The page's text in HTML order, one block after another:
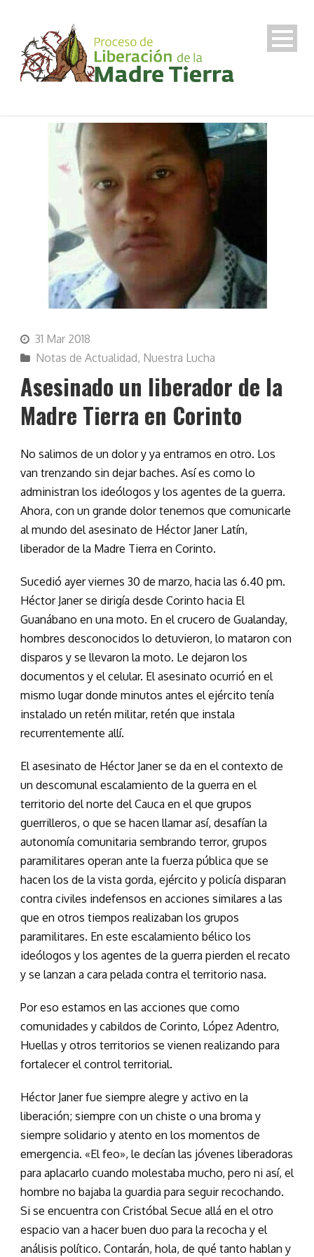
31 Mar 2018
Notas de Actualidad, Nuestra Lucha
Asesinado un liberador de la
Madre Tierra en Corinto
No salimos de un dolor y ya entramos en otro. Los
van trenzando sin dejar baches. Así es como lo
administran los ideólogos y los agentes de la guerra.
Ahora, con un grande dolor tenemos que comunicarle
al mundo del asesinato de Héctor Janer Latín,
liberador de la Madre Tierra en Corinto.
Sucedió ayer viernes 30 de marzo, hacia las 6.40 pm.
Héctor Janer se dirigía desde Corinto hacia El
Guanábano en una moto. En el crucero de Gualanday,
hombres desconocidos lo detuvieron, lo mataron con
disparos y se llevaron la moto. Le dejaron los
documentos y el celular. El asesinato ocurrió en el
mismo lugar donde minutos antes el ejército tenía
instalado un retén militar, retén que instala
recurrentemente allí.
El asesinato de Héctor Janer se da en el contexto de
un descomunal escalamiento de la guerra en el
territorio del norte del Cauca en el que grupos
guerrilleros, o que se hacen llamar así, desafían la
autonomía comunitaria sembrando terror, grupos
paramilitares operan ante la fuerza pública que se
hacen los de la vista gorda, ejército y policía disparan
contra civiles indefensos en acciones similares a las
que en otros tiempos realizaban los grupos
paramilitares. En este escalamiento bélico los
ideólogos y los agentes de la guerra pierden el recato
y se lanzan a cara pelada contra el territorio nasa.
Por eso estamos en las acciones que como
comunidades y cabildos de Corinto, López Adentro,
Huellas y otros territorios se vienen realizando para
fortalecer el control territorial.
Héctor Janer fue siempre alegre y activo en la
liberación; siempre con un chiste o una broma y
siempre solidario y atento en los momentos de
emergencia. «El feo», le decían las jóvenes liberadoras
para aplacarlo cuando molestaba mucho, pero ni así, el
hombre no bajaba la guardia para seguir recochando.
Si se encuentra con Cristóbal Secue allá en el otro
espacio van a hacer buen duo para la recocha y el
análisis político. Contarán, hola, de qué tanto hablan y